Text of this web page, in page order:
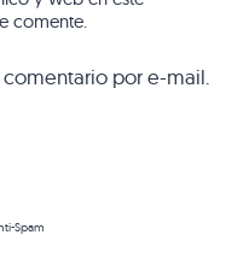
comente.
por e-mail.
Spam